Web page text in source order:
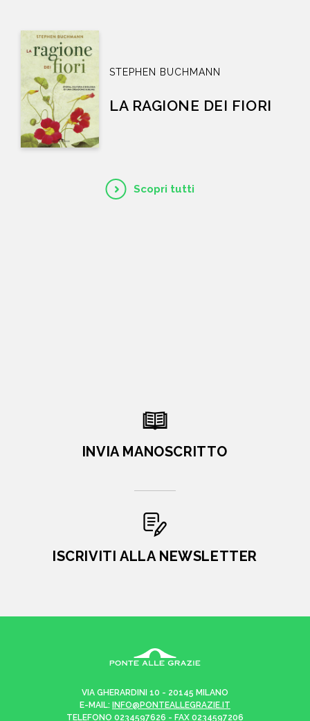
Scopri tutti
STEPHEN BUCHMANN
LA RAGIONE DEI FIORI
INVIA MANOSCRITTO
ISCRIVITI ALLA NEWSLETTER
VIA GHERARDINI 10 - 20145 MILANO
E-MAIL:
INFO@PONTEALLEGRAZIE.IT
TELEFONO 0234597626 - FAX 0234597206